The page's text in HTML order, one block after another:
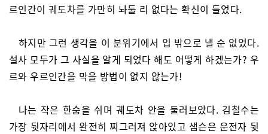
르인간이 궤도차를 가만히 놔둘 리 없다는 확신이 들었다.
하지만 그런 생각을 이 분위기에서 입 밖으로 낼 순 없었다.
설사 모두가 그 사실을 알게 되었다 해도 어떻게 하겠는가? 우
르와 우르인간을 막을 방법이 없지 않는가!
나는 작은 한숨을 쉬며 궤도차 안을 둘러보았다. 김철수는
가장 뒷자리에서 완전히 찌그러져 앉아있고 샘슨은 운전자 뒷